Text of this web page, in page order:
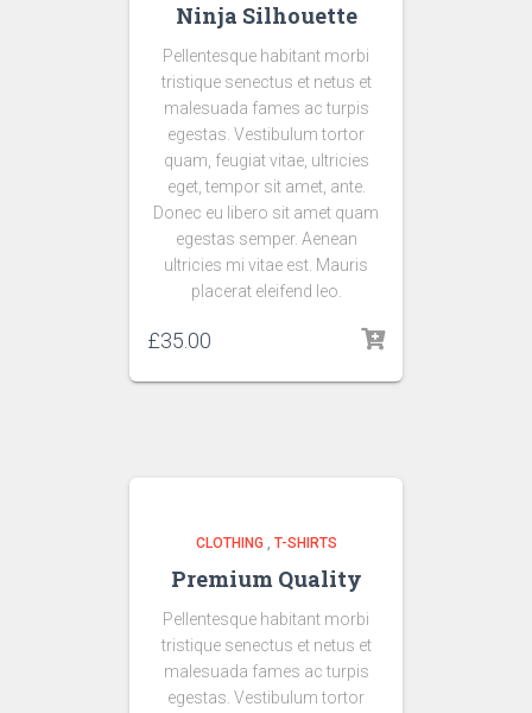
Ninja Silhouette
Pellentesque habitant morbi
tristique senectus et netus et
malesuada fames ac turpis
egestas. Vestibulum tortor
quam, feugiat vitae, ultricies
eget, tempor sit amet, ante.
Donec eu libero sit amet quam
egestas semper. Aenean
ultricies mi vitae est. Mauris
placerat eleifend leo.
£35.00
CLOTHING , T-SHIRTS
Premium Quality
Pellentesque habitant morbi
tristique senectus et netus et
malesuada fames ac turpis
egestas. Vestibulum tortor